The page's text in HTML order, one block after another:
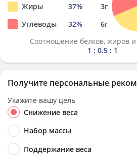
Жиры
37% 3г
Углеводы
32% 6г
Соотношение белков, жиров и
1 : 0.5 : 1
Получите персональные
Укажите вашу цель
Снижение веса
Набор массы
Поддержание веса